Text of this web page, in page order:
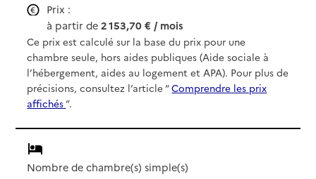
Prix :
à partir de2 153,70 € / mois
Ce prix est calculé sur la base du prix pour une
chambre seule, hors aides publiques (Aide sociale à
l’hébergement, aides au logement et APA). Pour plus de
précisions, consultez l’article “Comprendre les prix
affichés”.
Nombre de chambre(s) simple(s)